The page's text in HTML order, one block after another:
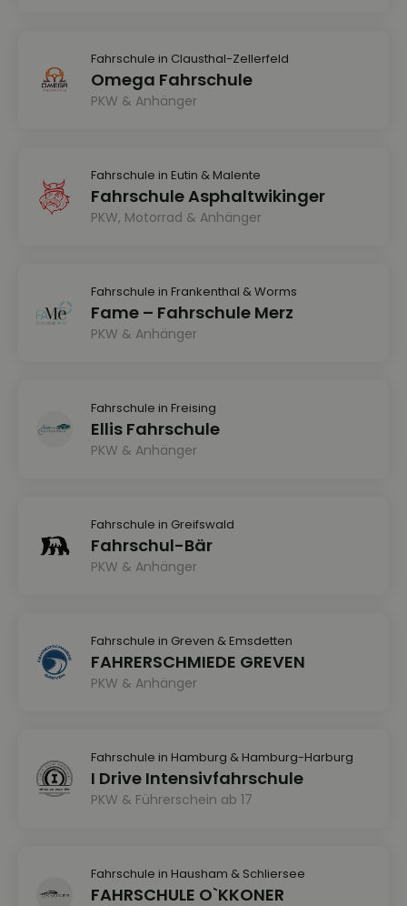
Fahrschule in Clausthal-Zellerfeld
Omega Fahrschule
PKW & Anhänger
Fahrschule in Eutin & Malente
Fahrschule Asphaltwikinger
PKW, Motorrad & Anhänger
Fahrschule in Frankenthal & Worms
Fame – Fahrschule Merz
PKW & Anhänger
Fahrschule in Freising
Ellis Fahrschule
PKW & Anhänger
Fahrschule in Greifswald
Fahrschul-Bär
PKW & Anhänger
Fahrschule in Greven & Emsdetten
FAHRERSCHMIEDE GREVEN
PKW & Anhänger
Fahrschule in Hamburg & Hamburg-Harburg
I Drive Intensivfahrschule
PKW & Führerschein ab 17
Fahrschule in Hausham & Schliersee
FAHRSCHULE O`KKONER